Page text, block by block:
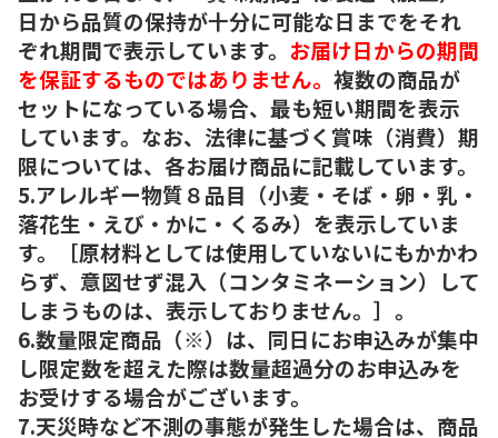
日から品質の保持が十分に可能な日までをそれ
ぞれ期間で表示しています。 お届け日からの期間
を保証するものではありません。 複数の商品が
セットになっている場合、最も短い期間を表示
しています。なお、法律に基づく賞味（消費）期
限については、各お届け商品に記載しています。
5.アレルギー物質８品目（小麦・そば・卵・乳・
落花生・えび・かに・くるみ）を表示していま
す。［原材料としては使用していないにもかかわ
らず、意図せず混入（コンタミネーション）して
しまうものは、表示しておりません。］。
6.数量限定商品（※）は、同日にお申込みが集中
し限定数を超えた際は数量超過分のお申込みを
お受けする場合がございます。
7.天災時など不測の事態が発生した場合は、商品